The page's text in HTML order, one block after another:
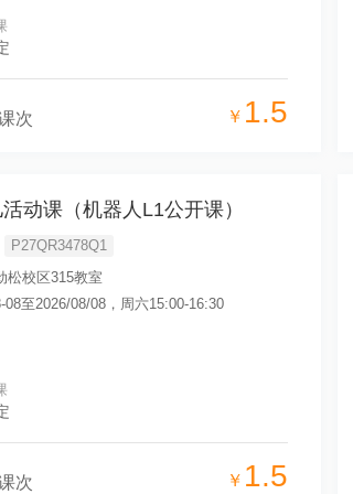
次 ￥ 1.5
动课（机器人L1公开课）
P27QR3478Q1
松校区315教室
08至2026/08/08 ， 周六15:00-16:30
次 ￥ 1.5